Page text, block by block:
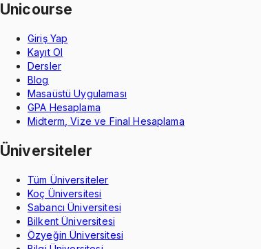
Unicourse
Giriş Yap
Kayıt Ol
Dersler
Blog
Masaüstü Uygulaması
GPA Hesaplama
Midterm, Vize ve Final Hesaplama
Üniversiteler
Tüm Üniversiteler
Koç Üniversitesi
Sabancı Üniversitesi
Bilkent Üniversitesi
Özyeğin Üniversitesi